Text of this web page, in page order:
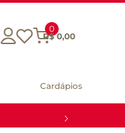
0
R$ 0,00
Cardápios